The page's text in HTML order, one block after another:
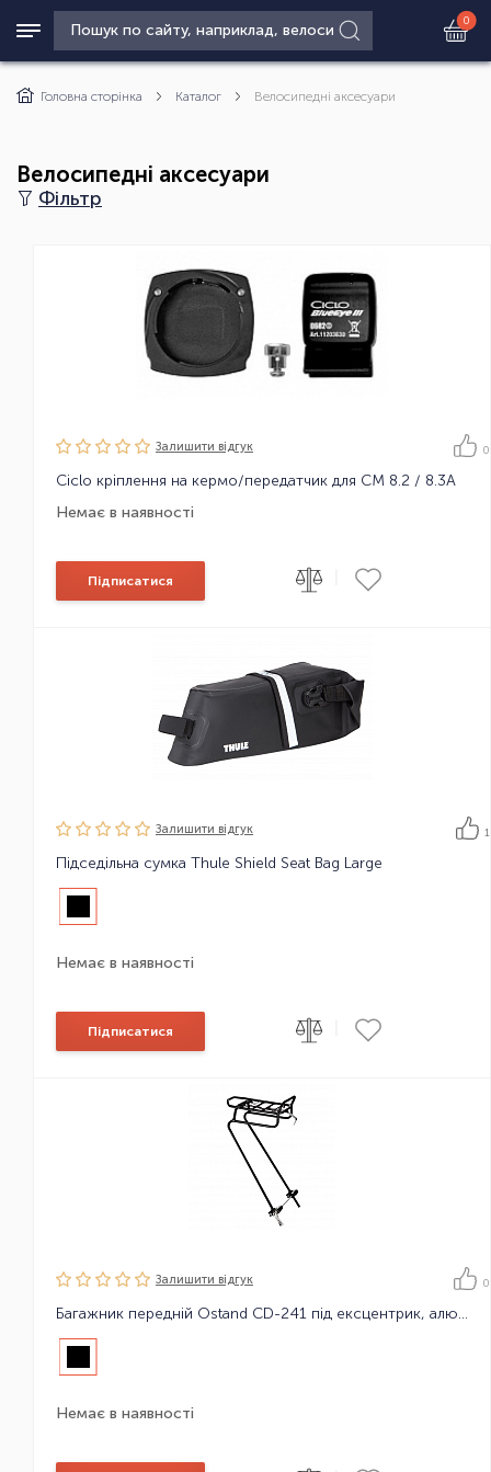
0
Головна сторінка Каталог Велосипедні аксесуари
Велосипедні аксесуари
Фільтр
Залишити вiдгук 0
Ciclo кріплення на кермо/передатчик для CM 8.2 / 8.3A
Немає в наявності
Підписатися
Залишити вiдгук 1
Підседільна сумка Thule Shield Seat Bag Large
Немає в наявності
Підписатися
Залишити вiдгук 0
Багажник передній Ostand CD-241 під ексцентрик, алюмінієвий
Немає в наявності